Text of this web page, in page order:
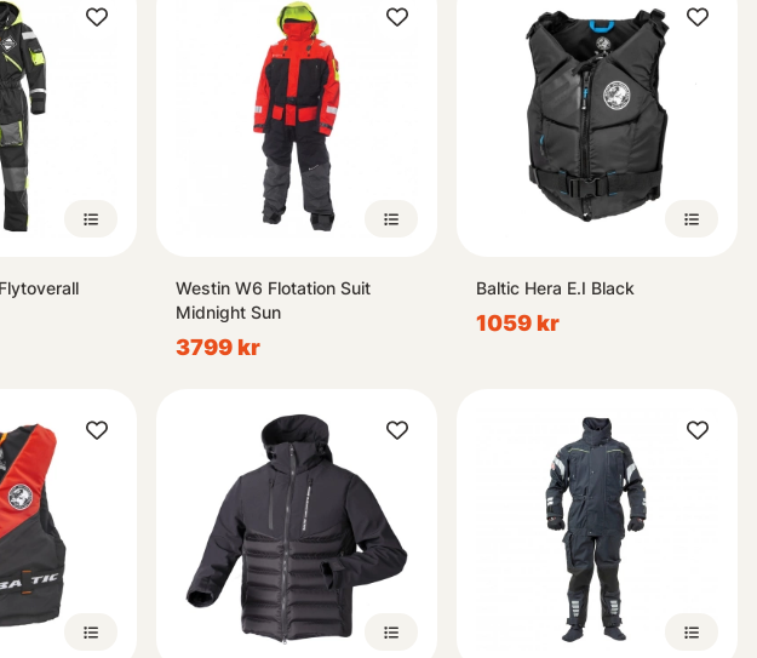
Westin W6 Flotation Suit
Midnight Sun
3799 kr
Baltic Hera E.I Black
1059 kr
innehåll och annonser samt
för personlig och icke personlig
av vår webbplats med våra
och analys. Du kan läsa mer i vår